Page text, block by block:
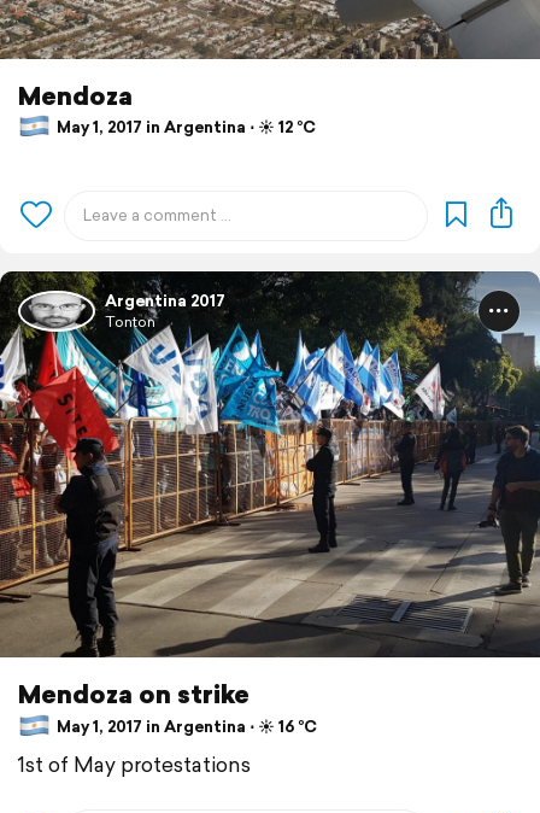
Mendoza
May 1, 2017 in Argentina ⋅ ☀️ 12 °C
Argentina 2017
Tonton
Mendoza on strike
May 1, 2017 in Argentina ⋅ ☀️ 16 °C
1st of May protestations